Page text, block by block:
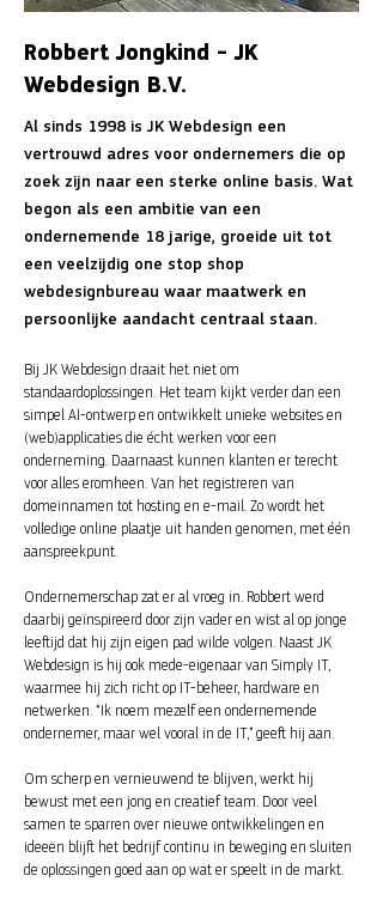
Robbert Jongkind - JK
Webdesign B.V.
Al sinds 1998 is JK Webdesign een
vertrouwd adres voor ondernemers die op
zoek zijn naar een sterke online basis. Wat
begon als een ambitie van een
ondernemende 18 jarige, groeide uit tot
een veelzijdig one stop shop
webdesignbureau waar maatwerk en
persoonlijke aandacht centraal staan.
Bij JK Webdesign draait het niet om
standaardoplossingen. Het team kijkt verder dan een
simpel AI-ontwerp en ontwikkelt unieke websites en
(web)applicaties die écht werken voor een
onderneming. Daarnaast kunnen klanten er terecht
voor alles eromheen. Van het registreren van
domeinnamen tot hosting en e-mail. Zo wordt het
volledige online plaatje uit handen genomen, met één
aanspreekpunt.
Ondernemerschap zat er al vroeg in. Robbert werd
daarbij geïnspireerd door zijn vader en wist al op jonge
leeftijd dat hij zijn eigen pad wilde volgen. Naast JK
Webdesign is hij ook mede-eigenaar van Simply IT,
waarmee hij zich richt op IT-beheer, hardware en
netwerken. “Ik noem mezelf een ondernemende
ondernemer, maar wel vooral in de IT,” geeft hij aan.
Om scherp en vernieuwend te blijven, werkt hij
bewust met een jong en creatief team. Door veel
samen te sparren over nieuwe ontwikkelingen en
ideeën blijft het bedrijf continu in beweging en sluiten
de oplossingen goed aan op wat er speelt in de markt.